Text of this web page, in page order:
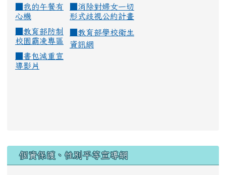
我的午餐有
心機
消除對婦女一切
形式歧視公約計畫
教育部防制
校園霸凌專區
教育部學校衛生
資訊網
書包減重宣
導影片
個資保護、性別平等宣導網